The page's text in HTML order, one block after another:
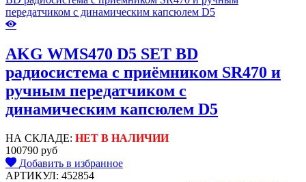
AKG WMS470 D5 SET BD
радиосистема с приёмником SR470 и
ручным передатчиком с
динамическим капсюлем D5
НА СКЛАДЕ: НЕТ В НАЛИЧИИ
100790 руб
Добавить в избранное
АРТИКУЛ: 452854